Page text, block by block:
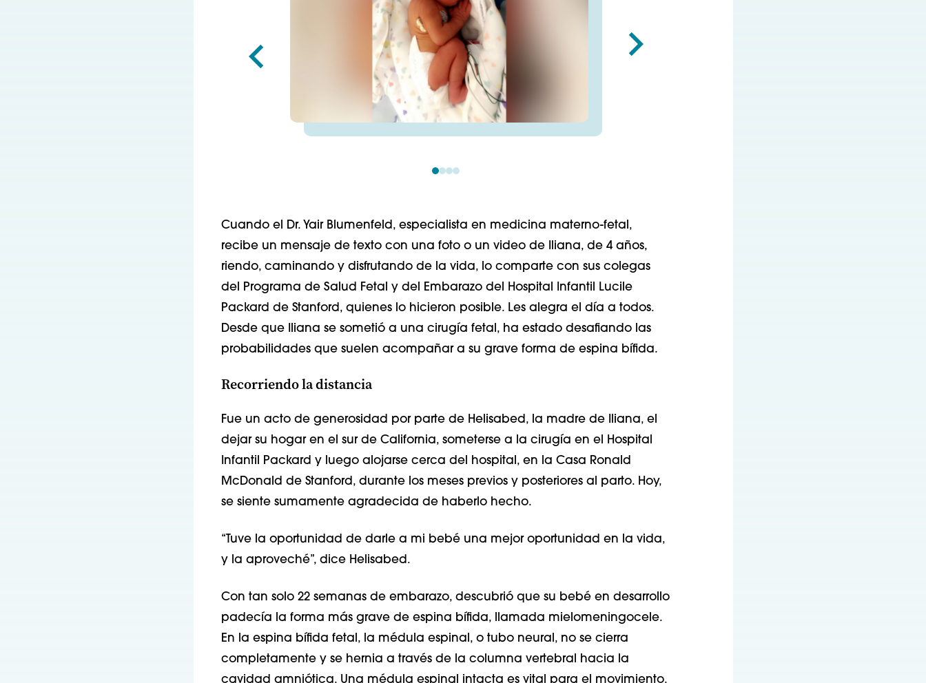
Cuando el Dr. Yair Blumenfeld, especialista en medicina materno-fetal,
recibe un mensaje de texto con una foto o un video de Iliana, de 4 años,
riendo, caminando y disfrutando de la vida, lo comparte con sus colegas
del Programa de Salud Fetal y del Embarazo del Hospital Infantil Lucile
Packard de Stanford, quienes lo hicieron posible. Les alegra el día a todos.
Desde que Iliana se sometió a una cirugía fetal, ha estado desafiando las
probabilidades que suelen acompañar a su grave forma de espina bífida.
Recorriendo la distancia
Fue un acto de generosidad por parte de Helisabed, la madre de Iliana, el
dejar su hogar en el sur de California, someterse a la cirugía en el Hospital
Infantil Packard y luego alojarse cerca del hospital, en la Casa Ronald
McDonald de Stanford, durante los meses previos y posteriores al parto. Hoy,
se siente sumamente agradecida de haberlo hecho.
“Tuve la oportunidad de darle a mi bebé una mejor oportunidad en la vida,
y la aproveché”, dice Helisabed.
Con tan solo 22 semanas de embarazo, descubrió que su bebé en desarrollo
padecía la forma más grave de espina bífida, llamada mielomeningocele.
En la espina bífida fetal, la médula espinal, o tubo neural, no se cierra
completamente y se hernia a través de la columna vertebral hacia la
cavidad amniótica. Una médula espinal intacta es vital para el movimiento,